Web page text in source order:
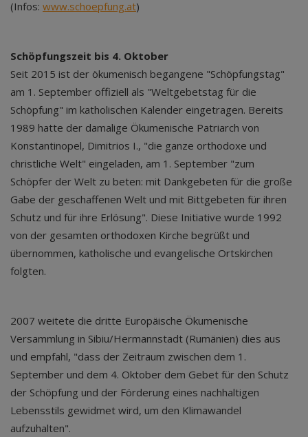
(Infos: www.schoepfung.at)
Schöpfungszeit bis 4. Oktober
Seit 2015 ist der ökumenisch begangene "Schöpfungstag"
am 1. September offiziell als "Weltgebetstag für die
Schöpfung" im katholischen Kalender eingetragen. Bereits
1989 hatte der damalige Ökumenische Patriarch von
Konstantinopel, Dimitrios I., "die ganze orthodoxe und
christliche Welt" eingeladen, am 1. September "zum
Schöpfer der Welt zu beten: mit Dankgebeten für die große
Gabe der geschaffenen Welt und mit Bittgebeten für ihren
Schutz und für ihre Erlösung". Diese Initiative wurde 1992
von der gesamten orthodoxen Kirche begrüßt und
übernommen, katholische und evangelische Ortskirchen
folgten.
2007 weitete die dritte Europäische Ökumenische
Versammlung in Sibiu/Hermannstadt (Rumänien) dies aus
und empfahl, "dass der Zeitraum zwischen dem 1.
September und dem 4. Oktober dem Gebet für den Schutz
der Schöpfung und der Förderung eines nachhaltigen
Lebensstils gewidmet wird, um den Klimawandel
aufzuhalten".